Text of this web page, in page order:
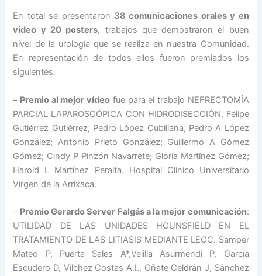
En total se presentaron 38 comunicaciones orales y en
vídeo y 20 posters, trabajos que demostraron el buen
nivel de la urología que se realiza en nuestra Comunidad.
En representación de todos ellos fueron premiados los
siguientes:
– Premio al mejor vídeo fue para el trabajo NEFRECTOMÍA
PARCIAL LAPAROSCÓPICA CON HIDRODISECCIÓN. Felipe
Gutiérrez Gutiérrez; Pedro López Cubillana; Pedro A López
González; Antonio Prieto González; Guillermo A Gómez
Gómez; Cindy P Pinzón Navarrete; Gloria Martínez Gómez;
Harold L Martínez Peralta. Hospital Clínico Universitario
Virgen de la Arrixaca.
– Premio Gerardo Server Falgás a la mejor comunicación:
UTILIDAD DE LAS UNIDADES HOUNSFIELD EN EL
TRATAMIENTO DE LAS LITIASIS MEDIANTE LEOC. Samper
Mateo P, Puerta Sales A*,Velilla Asurmendi P, García
Escudero D, Vílchez Costas A.I., Oñate Celdrán J, Sánchez